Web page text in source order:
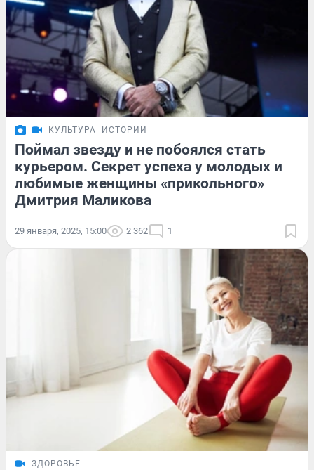
КУЛЬТУРА ИСТОРИИ
Поймал звезду и не побоялся стать
курьером. Секрет успеха у молодых и
любимые женщины «прикольного»
Дмитрия Маликова
29 января, 2025, 15:00 2 362 1
ЗДОРОВЬЕ